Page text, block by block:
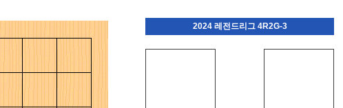
2024 레전드리그 4R2G-3